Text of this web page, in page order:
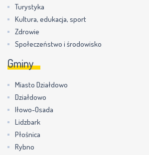
Turystyka
Kultura, edukacja, sport
Zdrowie
Społeczeństwo i środowisko
Gminy
Miasto Działdowo
Działdowo
Iłowo-Osada
Lidzbark
Płośnica
Rybno